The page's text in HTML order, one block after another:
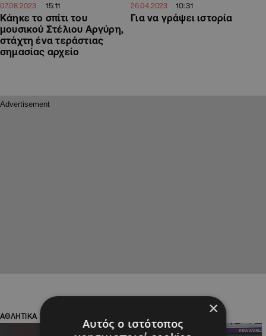
07.08.2023 15:11
Κάηκε το σπίτι του
μουσικού Στέλιου Αργύρη,
στάχτη ένα τεράστιας
σημασίας αρχείο
26.04.2023 10:31
Για να γράψει ιστορία
ΑΘΛΗΤΙΚΑ ×
Αυτός ο ιστότοπος